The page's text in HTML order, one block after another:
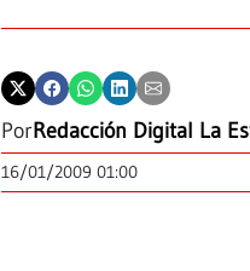
PorRedacción Digital La
16/01/2009 01:00